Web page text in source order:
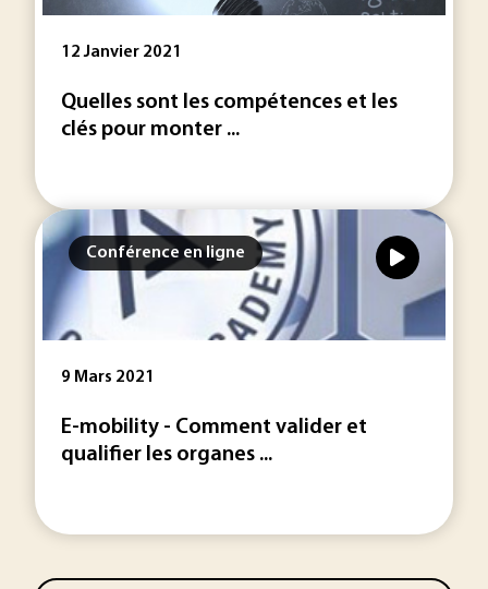
12 Janvier 2021
Quelles sont les compétences et les
clés pour monter ...
Conférence en ligne
9 Mars 2021
E-mobility - Comment valider et
qualifier les organes ...